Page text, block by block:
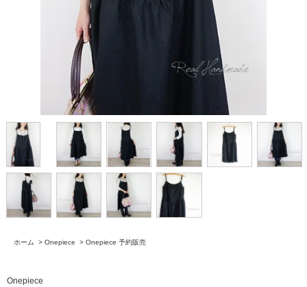
ホーム > Onepiece > Onepiece 予約販売
Onepiece